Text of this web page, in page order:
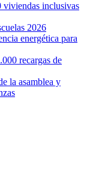
viviendas inclusivas
2026
energética para
recargas de
la asamblea y